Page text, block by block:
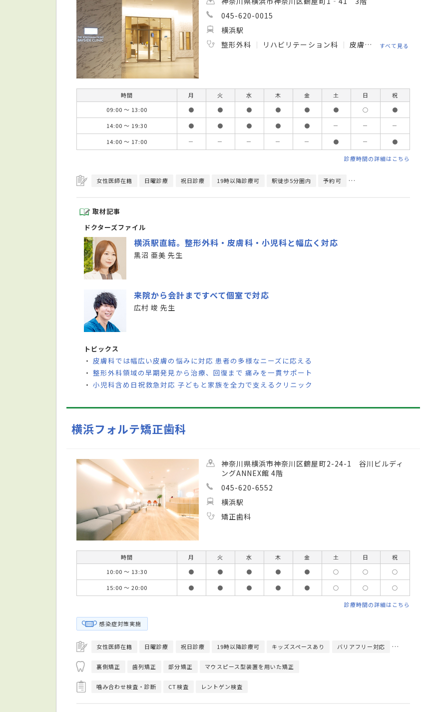
045-620-0015
横浜駅
整形外科
リハビリテーション科 皮膚科 小児皮膚科
すべて見る
時間 月 火 水 木 金 土 日
祝
09:00 ～ 13:00
● ● ● ● ● ● ○
●
14:00 ～ 19:30
● ● ● ● ● － －
－
14:00 ～ 17:00
－ － － － － ● － ●
診療時間の詳細はこちら
女性医師在籍 日曜診療 祝日診療 19時以降診療可 駅徒歩5分圏内 予約可 エレベーターあり
取材記事
ドクターズファイル
横浜駅直結。整形外科・皮膚科・小児科と幅広く対応
黒沼 亜美 先生
来院から会計まですべて個室で対応
広村 竣 先生
トピックス
・ 皮膚科では幅広い皮膚の悩みに対応 患者の多様なニーズに応える
・整形外科領域の早期発見から治療、回復まで 痛みを一貫サポート
・小児科含め日祝救急対応 子どもと家族を全力で支えるクリニック
横浜フォルテ矯正歯科
神奈川県横浜市神奈川区鶴屋町2-24-1 谷川ビルディ
ングANNEX館 4階
045-620-6552
横浜駅
矯正歯科
時間 月 火 水 木 金 土 日
祝
10:00 ～ 13:30
● ● ● ● ● ○ ○
○
15:00 ～ 20:00
● ● ● ● ● ○ ○ ○
診療時間の詳細はこちら
感染症対策実施
女性医師在籍 日曜診療 祝日診療 19時以降診療可 キッズスペースあり バリアフリー対応 駐車場あり
裏側矯正 歯列矯正 部分矯正 マウスピース型装置を用いた矯正
噛み合わせ検査・診断 CT検査 レントゲン検査